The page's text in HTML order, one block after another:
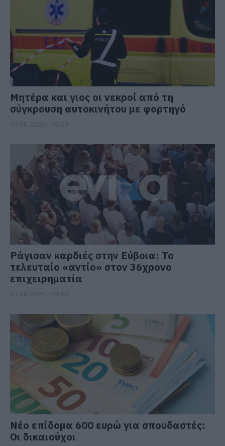
Μητέρα και γιος οι νεκροί από τη
σύγκρουση αυτοκινήτου με φορτηγό
Ράγισαν καρδιές στην Εύβοια: Το
τελευταίο «αντίο» στον 36χρονο
επιχειρηματία
Νέο επίδομα 600 ευρώ για σπουδαστές:
Οι δικαιούχοι